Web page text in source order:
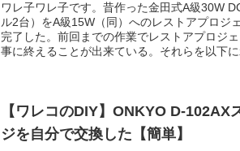
ワレ子ワレ子です。昔作った金田式A級30W
ル2台）をA級15W（同）へのレストアプロジ
完了した。前回までの作業でレストアプロジ
事に終えることが出来ている。それらを以下に
【ワレコのDIY】ONKYO D-102AX
ジを自分で交換した【簡単】